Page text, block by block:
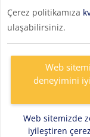
Çerez politikamıza
ulaşabilirsiniz.
Web
deneyimini
Web sitemizde
iyileştiren